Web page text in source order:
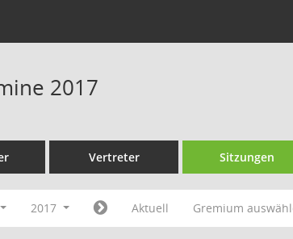
2017
Vertreter Sitzungen
2017 Aktuell Gremium